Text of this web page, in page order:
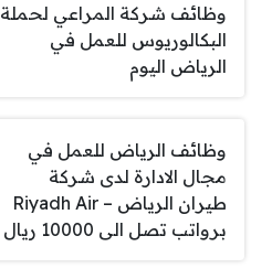
وظائف شركة المراعي لحملة
البكالوريوس للعمل في
الرياض اليوم
وظائف الرياض للعمل في
مجال الادارة لدى شركة
طيران الرياض – Riyadh Air
برواتب تصل الى 10000 ريال